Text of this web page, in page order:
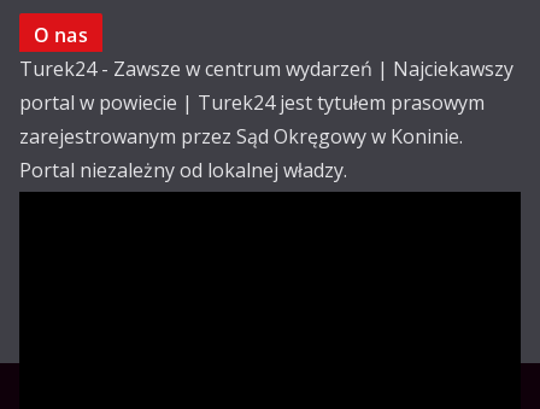
O nas
Turek24 - Zawsze w centrum wydarzeń | Najciekawszy
portal w powiecie | Turek24 jest tytułem prasowym
zarejestrowanym przez Sąd Okręgowy w Koninie.
Portal niezależny od lokalnej władzy.